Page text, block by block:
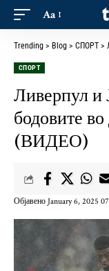
Aa
Trending > Blog > СПОРТ >
СПОРТ
Ливерпул и
бодовите
(ВИДЕО)
Објавено January 6, 2025